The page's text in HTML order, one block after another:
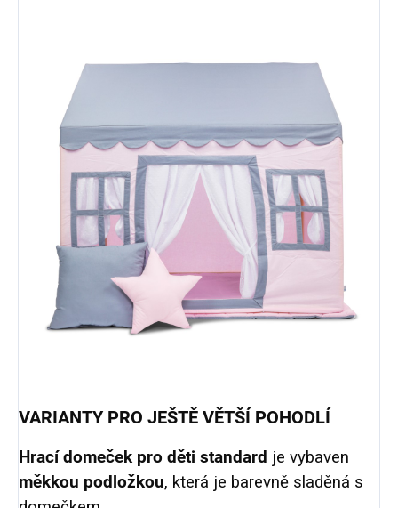
VARIANTY PRO JEŠTĚ VĚTŠÍ POHODLÍ
Hrací domeček pro děti standard je vybaven
měkkou podložkou, která je barevně sladěná s